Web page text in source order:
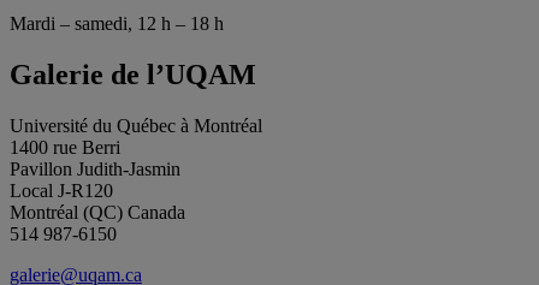
Mardi – samedi, 12 h – 18 h
Galerie de l’UQAM
Université du Québec à Montréal
1400 rue Berri
Pavillon Judith-Jasmin
Local J-R120
Montréal (QC) Canada
514 987-6150
galerie@uqam.ca